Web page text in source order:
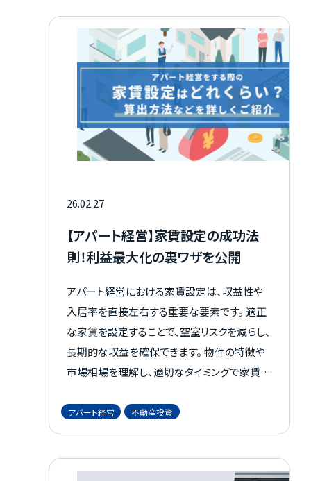
資料請求はこちら
個人情報保護方針
カスタマーハラスメントに関する基本方針
コンテンツポリシー
26.02.27
【アパート経営】家賃設定の成功法
則！利益最大化の裏ワザを公開
アパート経営における家賃設定は、収益性や
入居率を直接左右する重要な要素です。 適正
な家賃を設定することで、空室リスクを減らし、
長期的な収益を確保できます。 物件の特徴や
市場相場を理解し、適切なタイミングで家賃を
るでしょう。 本記事では、家賃設定の基本か
ら、効果的な設定方法までを解説します。 賃貸
ることで、経営の成功に役立つヒントが得られ
アパート経営 不動産投資